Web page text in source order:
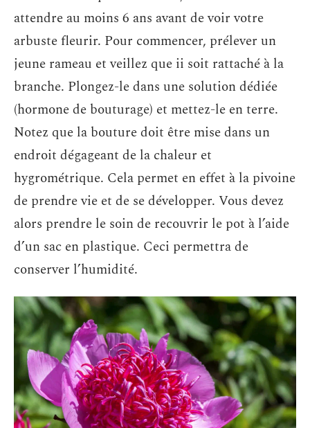
attendre au moins 6 ans avant de voir votre
arbuste fleurir. Pour commencer, prélever un
jeune rameau et veillez que ii soit rattaché à la
branche. Plongez-le dans une solution dédiée
(hormone de bouturage) et mettez-le en terre.
Notez que la bouture doit être mise dans un
endroit dégageant de la chaleur et
hygrométrique. Cela permet en effet à la pivoine
de prendre vie et de se développer. Vous devez
alors prendre le soin de recouvrir le pot à l’aide
d’un sac en plastique. Ceci permettra de
conserver l’humidité.